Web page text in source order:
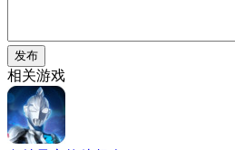
发布
相关游戏